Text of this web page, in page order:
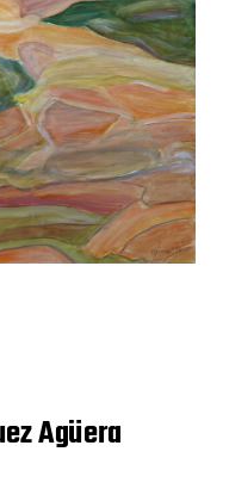
Agüera